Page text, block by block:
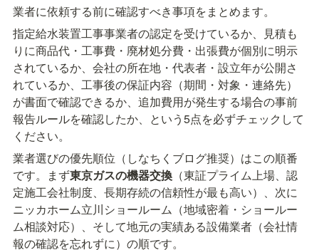
業者に依頼する前に確認すべき事項をまとめます。
指定給水装置工事事業者の認定を受けているか、見積も
りに商品代・工事費・廃材処分費・出張費が個別に明示
されているか、会社の所在地・代表者・設立年が公開さ
れているか、工事後の保証内容（期間・対象・連絡先）
が書面で確認できるか、追加費用が発生する場合の事前
報告ルールを確認したか、という5点を必ずチェックして
ください。
業者選びの優先順位（しなちくブログ推奨）はこの順番
です。まず東京ガスの機器交換 （東証プライム上場、認
定施工会社制度、長期存続の信頼性が最も高い）、次に
ニッカホーム立川ショールーム（地域密着・ショールー
ム相談対応）、そして地元の実績ある設備業者（会社情
報の確認を忘れずに）の順です。